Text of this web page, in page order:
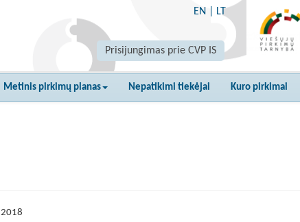
EN LT
Prisijungimas prie CVP IS
Metinis pirkimų planas Nepatikimi tiekėjai Kuro pirkimai
2018